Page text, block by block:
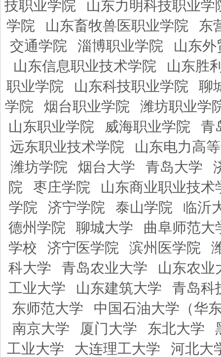
技职业学院
山东力明科技职业学
学院
山东畜牧兽医职业学院
东
交通学院
淄博职业学院
山东外
山东信息职业技术学院
山东胜
职业学院
山东科技职业学院
聊
学院
烟台职业学院
潍坊职业学
山东职业学院
威海职业学院
青
远东职业技术学院
山东电力高
潍坊学院
烟台大学 青岛大学
院
枣庄学院
山东商业职业技术
学院
济宁学院 泰山学院
临沂
德州学院
聊城大学
曲阜师范大
学校
济宁医学院 滨州医学院
科大学
青岛农业大学
山东农业
工业大学
山东建筑大学
青岛科
东师范大学
中国石油大学（华
南京大学
厦门大学 东北大学
工业大学
大连理工大学
河北大